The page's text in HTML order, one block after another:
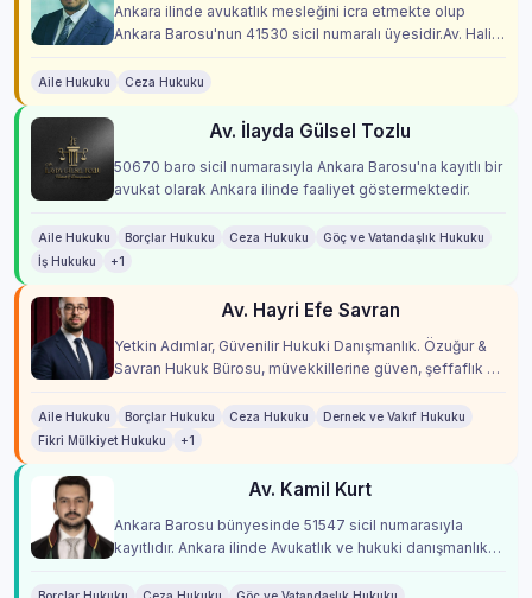
Ankara ilinde avukatlık mesleğini icra etmekte olup
Ankara Barosu'nun 41530 sicil numaralı üyesidir.Av. Halil
Aile Hukuku Ceza Hukuku
Av. İlayda Gülsel Tozlu
50670 baro sicil numarasıyla Ankara Barosu'na kayıtlı bir
avukat olarak Ankara ilinde faaliyet göstermektedir.
Aile Hukuku Borçlar Hukuku Ceza Hukuku
Göç ve Vatandaşlık Hukuku
İş Hukuku
+1
Av. Hayri Efe Savran
Yetkin Adımlar, Güvenilir Hukuki Danışmanlık. Özuğur &
Savran Hukuk Bürosu, müvekkillerine güven, şeffaflık ve
Aile Hukuku Borçlar Hukuku Ceza Hukuku
Dernek ve Vakıf Hukuku
Fikri Mülkiyet Hukuku
+1
Av. Kamil Kurt
Ankara Barosu bünyesinde 51547 sicil numarasıyla
kayıtlıdır. Ankara ilinde Avukatlık ve hukuki danışmanlık